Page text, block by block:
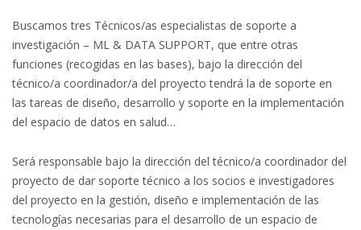
Buscamos tres Técnicos/as especialistas de soporte a
investigación – ML & DATA SUPPORT, que entre otras
funciones (recogidas en las bases), bajo la dirección del
técnico/a coordinador/a del proyecto tendrá la de soporte en
las tareas de diseño, desarrollo y soporte en la implementación
del espacio de datos en salud…
Será responsable bajo la dirección del técnico/a coordinador del
proyecto de dar soporte técnico a los socios e investigadores
del proyecto en la gestión, diseño e implementación de las
tecnologías necesarias para el desarrollo de un espacio de